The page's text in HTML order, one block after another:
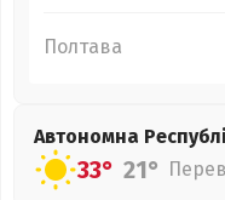
Полтава
Автономна
33° 21°